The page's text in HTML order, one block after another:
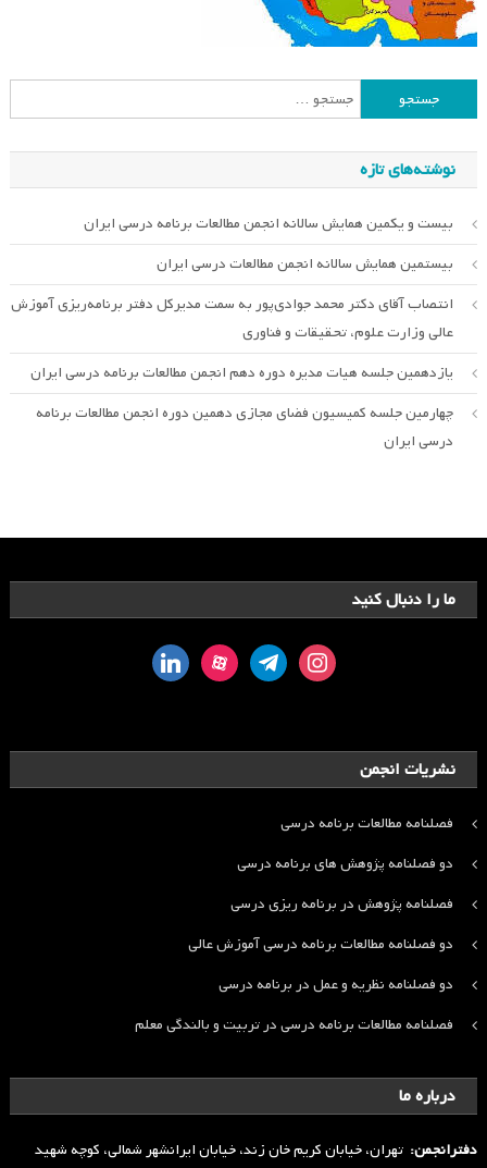
جستجو
برای:
نوشته‌های تازه
بیست و یکمین همایش سالانه انجمن مطالعات برنامه درسی ایران
بیستمین همایش سالانه انجمن مطالعات درسی ایران
انتصاب آقای دکتر محمد جوادی‌پور به سمت مدیرکل دفتر برنامه‌ریزی آموزش
عالی وزارت علوم، تحقیقات و فناوری
یازدهمین جلسه هیات مدیره دوره دهم انجمن مطالعات برنامه درسی ایران
چهارمین جلسه کمیسیون فضای مجازی دهمین دوره انجمن مطالعات برنامه
درسی ایران
ما را دنبال کنید
instagram
telegram
aparat
linkedin
نشریات انجمن
فصلنامه مطالعات برنامه درسی
دو فصلنامه پژوهش های برنامه درسی
فصلنامه پژوهش در برنامه ریزی درسی
دو فصلنامه مطالعات برنامه درسی آموزش عالی
دو فصلنامه نظریه و عمل در برنامه درسی
فصلنامه مطالعات برنامه درسی در تربیت و بالندگی معلم
درباره ما
دفترانجمن: تهران، خیابان کریم خان زند، خیابان ایرانشهر شمالی، کوچه شهید